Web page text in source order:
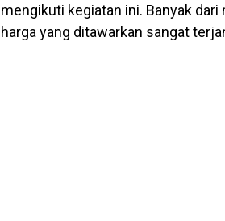
mengikuti kegiatan ini. Banyak
harga yang ditawarkan sangat